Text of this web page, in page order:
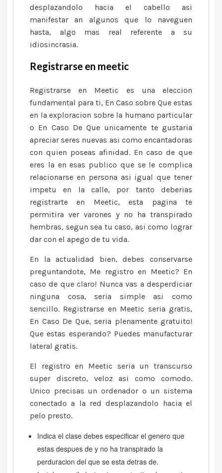
desplazandolo hacia el cabello asi
manifestar an algunos que lo naveguen
hasta, algo mas real referente a su
idiosincrasia.
Registrarse en meetic
Registrarse en Meetic es una eleccion
fundamental para ti, En Caso sobre Que estas
en la exploracion sobre la humano particular
o En Caso De Que unicamente te gustaria
apreciar seres nuevas asi como encantadoras
con quien poseas afinidad. En caso de que
eres la en esas publico que se le complica
relacionarse en persona asi igual que tener
impetu en la calle, por tanto deberias
registrarte en Meetic, esta pagina te
permitira ver varones y no ha transpirado
hembras, segun sea tu caso, asi como lograr
dar con el apego de tu vida.
En la actualidad bien, debes conservarse
preguntandote, Me registro en Meetic? En
caso de que claro! Nunca vas a desperdiciar
ninguna cosa, seria simple asi­ como
sencillo. Registrarse en Meetic seri­a gratis,
En Caso De Que, seri­a plenamente gratuito!
Que estas esperando? Puedes manufacturar
lateral gratis.
El registro en Meetic seria un transcurso
super discreto, veloz asi­ como comodo.
Unico precisas un ordenador o un sistema
conectado a la red desplazandolo hacia el
pelo presto.
Indica el clase debes especificar el genero que
estas despues de y no ha transpirado la
perduracion del que se esta detras de.